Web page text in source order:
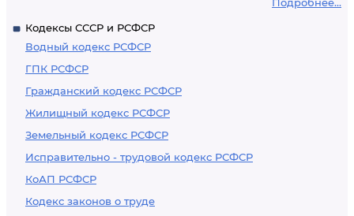
Кодексы СССР и РСФСР
Водный кодекс РСФСР
ГПК РСФСР
Гражданский кодекс РСФСР
Жилищный кодекс РСФСР
Земельный кодекс РСФСР
Исправительно - трудовой кодекс РСФСР
КоАП РСФСР
Кодекс законов о труде